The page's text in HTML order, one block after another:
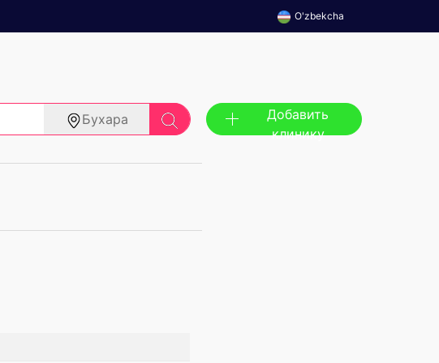
O'zbekcha
Бухара
Добавить
клинику